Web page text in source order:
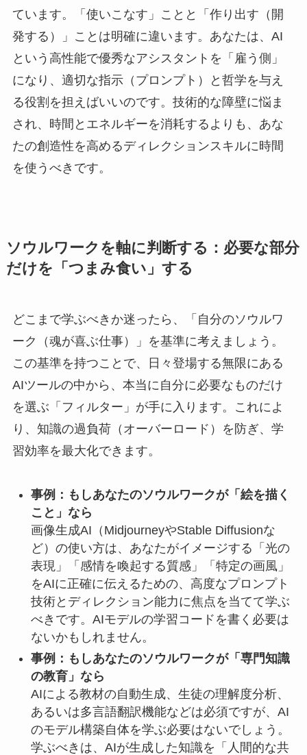
ています。「使いこなす」ことと「作り出す（開
発する）」ことは明確に違います。あなたは、AI
という高性能で優秀なアシスタントを「雇う側」
になり、適切な指示（プロンプト）と哲学を与え
る役割を担えばいいのです。技術的な障壁に悩ま
され、時間とエネルギーを消耗するよりも、あな
たの創造性を高めるディレクションスキルに時間
を使うべきです。
ソウルワークを軸に判断する：必要な部分
だけを「つまみ食い」する
どこまで学ぶべきか迷ったら、「自分のソウルワ
ーク（魂が喜ぶ仕事）」を基準に考えましょう。
この基準を持つことで、日々登場する無限にある
AIツールの中から、本当に自分に必要なものだけ
を選ぶ「フィルター」が手に入ります。これによ
り、知識の過負荷（オーバーロード）を防ぎ、学
習効率を最大化できます。
事例：もしあなたのソウルワークが「絵を描く
こと」なら
画像生成AI（MidjourneyやStable Diffusionな
ど）の使い方は、あなたがイメージする「光の
表現」「感情を喚起する質感」「特定の画風」
をAIに正確に伝えるための、高度なプロンプト
技術とディレクション能力に焦点を当てて学ぶ
べきです。AIモデルの学習コードを書く必要は
ないかもしれません。
事例：もしあなたのソウルワークが「専門知識
の教育」なら
AIによる教材の自動生成、生徒の理解度分析、
あるいは多言語翻訳機能などは必須ですが、AI
のモデル構築自体を学ぶ必要はないでしょう。
学ぶべきは、AIが生成した知識を「人間的な共